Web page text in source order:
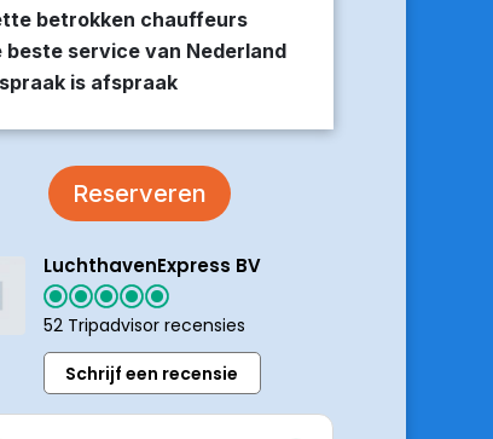
betrokken chauffeurs
beste service van Nederland
is afspraak
Reserveren
LuchthavenExpress BV
52 Tripadvisor recensies
Schrijf een recensie